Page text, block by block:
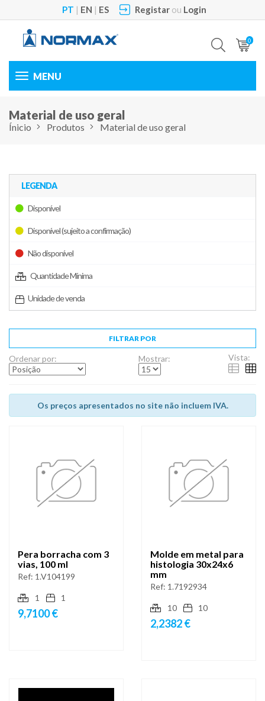
PT | EN | ES Registarou Login
0
Toggle
Material de uso geral
Ínicio Produtos Material de uso geral
LEGENDA
Disponível
Disponível (sujeito a confirmação)
Não disponível
Quantidade Mínima
Unidade de venda
FILTRAR POR
Ordenar por: Mostrar: Vista:
Os preços apresentados no site não incluem IVA.
Pera borracha com 3
vias, 100 ml
Ref: 1.V104199
1 1
9,7100 €
Molde em metal para
histologia 30x24x6
mm
Ref: 1.7192934
10 10
2,2382 €